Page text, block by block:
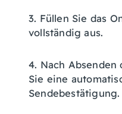
3. Füllen Sie das
vollständig aus.
4. Nach Absenden
Sie eine
Sendebestätigung.